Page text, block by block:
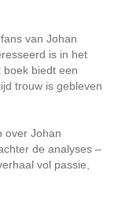
van Johan
is in het
biedt een
trouw is gebleven
over Johan
de analyses –
vol passie,